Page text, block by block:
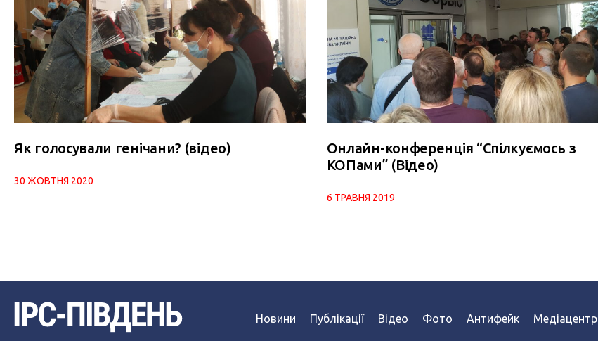
Як голосували генічани? (відео)
30 ЖОВТНЯ 2020
Онлайн-конференція “Спілкуємось з
КОПами” (Відео)
6 ТРАВНЯ 2019
Новини Публікації Відео Фото Антифейк Медіацентр